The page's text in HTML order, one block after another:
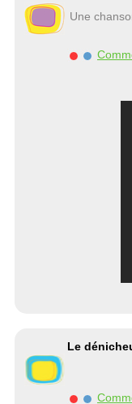
Une
Le